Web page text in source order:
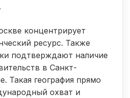
концентрирует
ресурс. Также
подтверждают наличие
в Санкт-
Такая география прямо
охват и